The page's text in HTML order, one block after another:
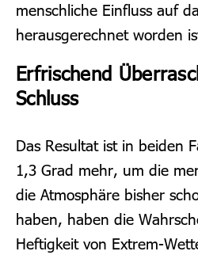
menschliche Einfluss auf
herausgerechnet worden
Erfrischend
Schluss
Das Resultat ist in beiden
1,3 Grad mehr, um die
die Atmosphäre bisher
haben, haben die
Heftigkeit von Extrem-